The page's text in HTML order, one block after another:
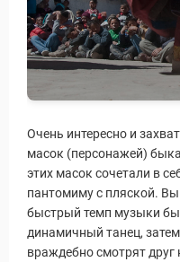
Очень интересно и
масок (персонажей)
этих масок сочетали в
пантомиму с пляской. Вы
быстрый темп музыки
динамичный танец,
враждебно смотрят